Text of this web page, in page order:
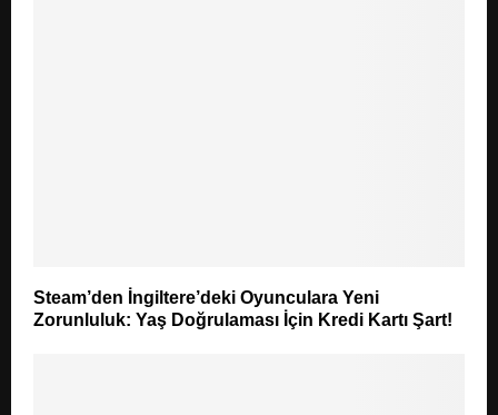
Steam’den İngiltere’deki Oyunculara Yeni
Zorunluluk: Yaş Doğrulaması İçin Kredi Kartı Şart!